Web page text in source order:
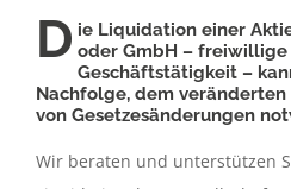
D ie Liquidation einer
oder GmbH –
Geschäftstätigkeit –
Nachfolge, dem
von Gesetzesänderungen
Wir beraten und unterstützen